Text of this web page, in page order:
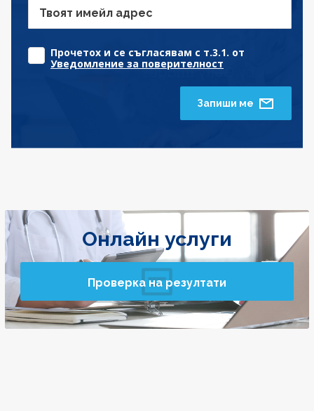
Твоят имейл адрес
Прочетох и се съгласявам с т.3.1. от
Уведомление за поверителност
Запиши ме
Онлайн услуги
Проверка на резултати